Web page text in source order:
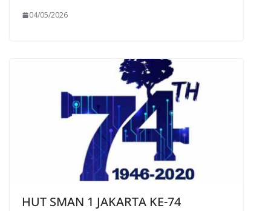
04/05/2026
HUT SMAN 1 JAKARTA KE-74